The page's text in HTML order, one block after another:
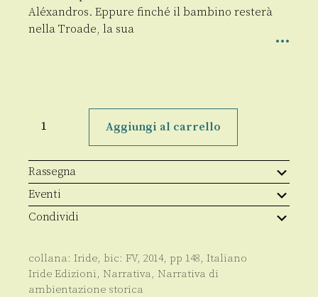
Aléxandros. Eppure finché il bambino resterà
nella Troade, la sua
promessa
Aggiungi al carrello
Rassegna
Eventi
Condividi
collana: Iride, bic: FV, 2014, pp 148, Italiano
Iride Edizioni, Narrativa, Narrativa di
ambientazione storica